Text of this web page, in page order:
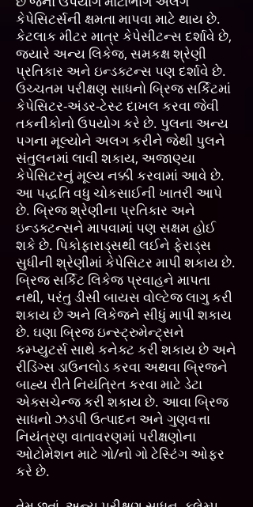
કેપેસિટર્સની ક્ષમતા માપવા માટે થાય છે.
કેટલાક મીટર માત્ર કેપેસીટન્સ દર્શાવે છે,
જ્યારે અન્ય લિકેજ, સમકક્ષ શ્રેણી
પ્રતિકાર અને ઇન્ડક્ટન્સ પણ દર્શાવે છે.
ઉચ્ચતમ પરીક્ષણ સાધનો બ્રિજ સર્કિટમાં
કેપેસિટર-અંડર-ટેસ્ટ દાખલ કરવા જેવી
તકનીકોનો ઉપયોગ કરે છે. પુલના અન્ય
પગના મૂલ્યોને અલગ કરીને જેથી પુલને
સંતુલનમાં લાવી શકાય, અજાણ્યા
કેપેસિટરનું મૂલ્ય નક્કી કરવામાં આવે છે.
આ પદ્ધતિ વધુ ચોકસાઈની ખાતરી આપે
છે. બ્રિજ શ્રેણીના પ્રતિકાર અને
ઇન્ડક્ટન્સને માપવામાં પણ સક્ષમ હોઈ
શકે છે. પિકોફારાડ્સથી લઈને ફેરાડ્સ
સુધીની શ્રેણીમાં કેપેસિટર માપી શકાય છે.
બ્રિજ સર્કિટ લિકેજ પ્રવાહને માપતા
નથી, પરંતુ ડીસી બાયસ વોલ્ટેજ લાગુ કરી
શકાય છે અને લિકેજને સીધું માપી શકાય
છે. ઘણા બ્રિજ ઇન્સ્ટ્રુમેન્ટ્સને
કમ્પ્યુટર્સ સાથે કનેક્ટ કરી શકાય છે અને
રીડિંગ્સ ડાઉનલોડ કરવા અથવા બ્રિજને
બાહ્ય રીતે નિયંત્રિત કરવા માટે ડેટા
એક્સચેન્જ કરી શકાય છે. આવા બ્રિજ
સાધનો ઝડપી ઉત્પાદન અને ગુણવત્તા
નિયંત્રણ વાતાવરણમાં પરીક્ષણોના
ઓટોમેશન માટે ગો/નો ગો ટેસ્ટિંગ ઓફર
કરે છે.